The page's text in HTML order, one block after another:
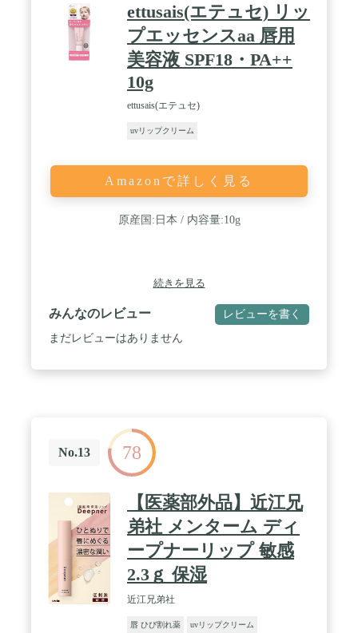
ettusais(エテュセ) リッ
プエッセンスaa 唇用
美容液 SPF18・PA++
10g
ettusais(エテュセ)
uvリップクリーム
Amazonで詳しく見る
原産国:日本 / 内容量:10g
続きを見る
みんなのレビュー レビューを書く
まだレビューはありません
No.13 78
【医薬部外品】近江兄
弟社 メンターム ディ
ープナーリップ 敏感
2.3ｇ 保湿
近江兄弟社
唇 ひび割れ薬 uvリップクリーム